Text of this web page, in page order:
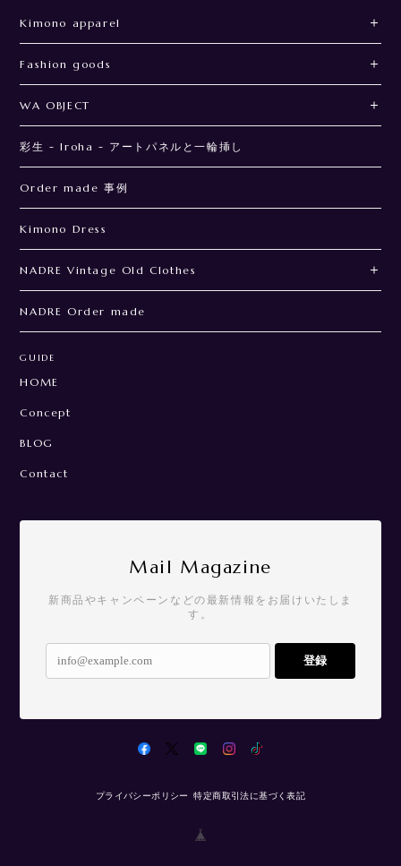
Kimono apparel
Fashion goods
WA OBJECT
彩生 - Iroha - アートパネルと一輪挿し
Order made 事例
Kimono Dress
NADRE Vintage Old Clothes
NADRE Order made
GUIDE
HOME
Concept
BLOG
Contact
Mail Magazine
新商品やキャンペーンなどの最新情報をお届けいたしま
す。
登録
プライバシーポリシー 特定商取引法に基づく表記